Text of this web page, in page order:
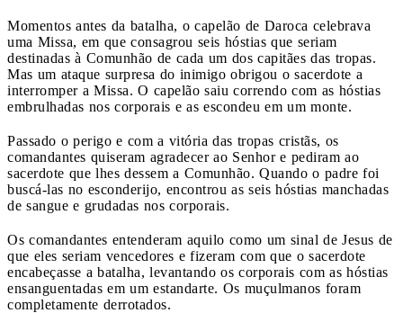
Momentos antes da batalha, o capelão de Daroca celebrava
uma Missa, em que consagrou seis hóstias que seriam
destinadas à Comunhão de cada um dos capitães das tropas.
Mas um ataque surpresa do inimigo obrigou o sacerdote a
interromper a Missa. O capelão saiu correndo com as hóstias
embrulhadas nos corporais e as escondeu em um monte.
Passado o perigo e com a vitória das tropas cristãs, os
comandantes quiseram agradecer ao Senhor e pediram ao
sacerdote que lhes dessem a Comunhão. Quando o padre foi
buscá-las no esconderijo, encontrou as seis hóstias manchadas
de sangue e grudadas nos corporais.
Os comandantes entenderam aquilo como um sinal de Jesus de
que eles seriam vencedores e fizeram com que o sacerdote
encabeçasse a batalha, levantando os corporais com as hóstias
ensanguentadas em um estandarte. Os muçulmanos foram
completamente derrotados.